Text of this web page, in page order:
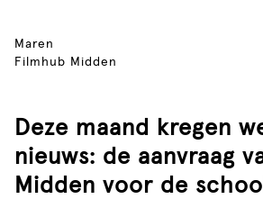
Maren
Filmhub Midden
Deze maand kregen
nieuws: de aanvraag
Midden voor de